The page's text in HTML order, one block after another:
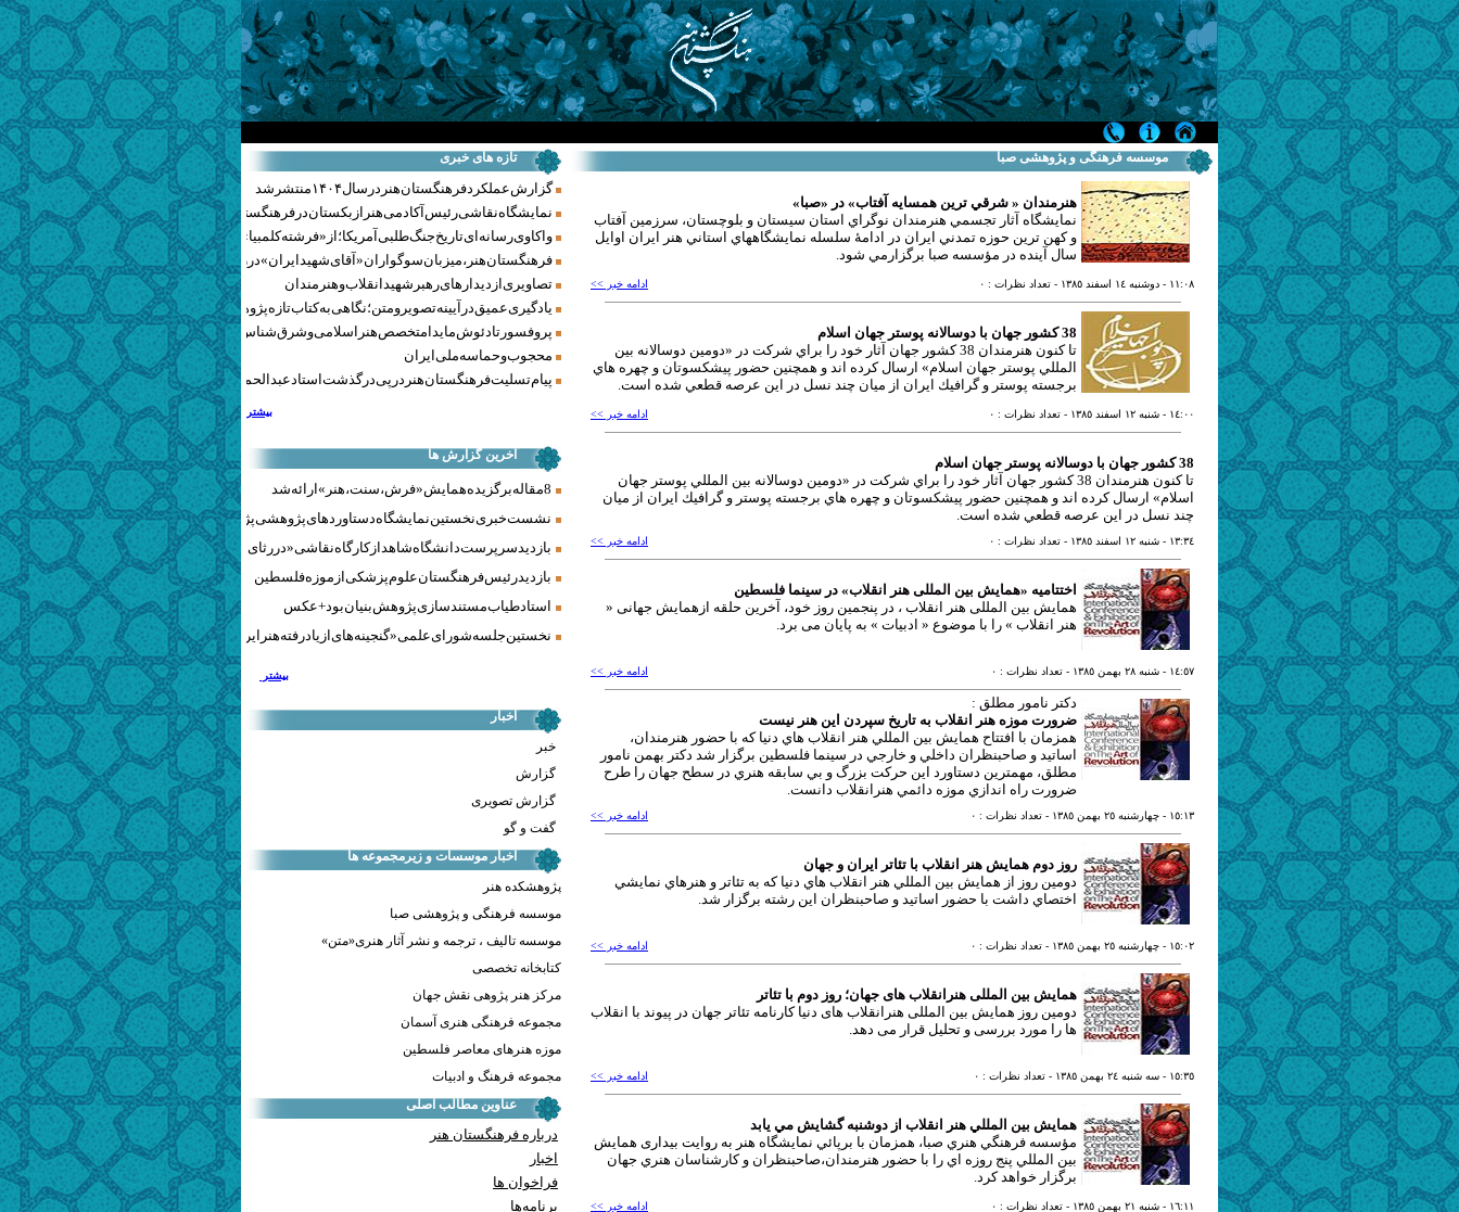
تازه های خبری
گزارش عملکرد فرهنگستان هنر در سال ۱۴۰۴ منتشر شد
نمایشگاه نقاشی رئیس آکادمی هنر ازبکستان در فرهنگستان هنر
واکاوی رسانه‌ای تاریخ جنگ‌طلبی آمریکا؛ از «فرشته کلمبیا» تا پنتاگونیسم هالیوود
فرهنگستان هنر، میزبان سوگواران «آقای شهید ایران» در روزهای وداع شد+ گزارش تصویری
تصاویری از دیدارهای رهبر شهید انقلاب و هنرمندان
یادگیری عمیق در آیینه تصویر و متن؛ نگاهی به کتاب تازه پژوهشکده هنر
پروفسور تادئوش مایدا متخصص هنر اسلامی و شرق‌شناس لهستانی درگذشت
محجوب و حماسه ملی ایران
پیام تسلیت فرهنگستان هنر در پی درگذشت استاد عبدالحمید نقره‌کار
بیشتر
آخرین گزارش ها
8 مقاله برگزیده همایش «فرش، سنت، هنر» ارائه شد
نشست خبری نخستین نمایشگاه دستاوردهای پژوهشی پژوهشگاه‌های هنری
بازدید سرپرست دانشگاه شاهد از کارگاه نقاشی «در رثای سیمرغ تجلی»
بازدید رئیس فرهنگستان علوم پزشکی از موزه فلسطین
استاد طیاب مستندسازی پژوهش‌بنیان بود + عکس
نخستین جلسه شورای علمی «گنجینه‌های ازیادرفته هنر ایران» برگزار شد
بیشتر
اخبار
خبر
گزارش
گزارش تصویری
گفت و گو
اخبار موسسات و زیرمجموعه ها
پژوهشکده هنر
موسسه فرهنگی و پژوهشی صبا
موسسه تالیف ، ترجمه و نشر آثار هنری«متن»
کتابخانه تخصصی
مرکز هنر پژوهی نقش جهان
مجموعه فرهنگی هنری آسمان
موزه هنرهای معاصر فلسطین
مجموعه فرهنگ و ادبیات
عناوین مطالب اصلی
درباره فرهنگستان هنر
اخبار
فراخوان ها
برنامه‌ها
موسسه فرهنگی و پژوهشی صبا
هنرمندان « شرقي ترين همسايه آفتاب» در «صبا»
نمايشگاه آثار تجسمي هنرمندان نوگراي استان سيستان و بلوچستان، سرزمين آفتاب
و كهن ترين حوزه تمدني ايران در ادامۀ سلسله نمايشگاههاي استاني هنر ايران اوايل
سال آينده در مؤسسه صبا برگزارمي شود.
١١:٠٨ - دوشنبه ١٤ اسفند ١٣٨٥ - تعداد نظرات : ٠ ادامه خبر >>
38 كشور جهان با دوسالانه پوستر جهان اسلام
تا كنون هنرمندان 38 كشور جهان آثار خود را براي شركت در «دومين دوسالانه بين
المللي پوستر جهان اسلام» ارسال كرده اند و همچنين حضور پيشكسوتان و چهره هاي
برجسته پوستر و گرافيك ايران از میان چند نسل در اين عرصه قطعي شده است.
١٤:٠٠ - شنبه ١٢ اسفند ١٣٨٥ - تعداد نظرات : ٠ ادامه خبر >>
38 كشور جهان با دوسالانه پوستر جهان اسلام
تا كنون هنرمندان 38 كشور جهان آثار خود را براي شركت در «دومين دوسالانه بين المللي پوستر جهان
اسلام» ارسال كرده اند و همچنين حضور پيشكسوتان و چهره هاي برجسته پوستر و گرافيك ايران از میان
چند نسل در اين عرصه قطعي شده است.
١٣:٣٤ - شنبه ١٢ اسفند ١٣٨٥ - تعداد نظرات : ٠ ادامه خبر >>
اختتامیه «همایش بین المللی هنر انقلاب» در سینما فلسطین
همایش بین المللی هنر انقلاب ، در پنجمین روز خود، آخرین حلقه ازهمایش جهانی «
هنر انقلاب » را با موضوع « ادبیات » به پایان می برد.
١٤:٥٧ - شنبه ٢٨ بهمن ١٣٨٥ - تعداد نظرات : ٠ ادامه خبر >>
دكتر نامور مطلق :
ضرورت موزه هنر انقلاب به تاريخ سپردن اين هنر نيست
همزمان با افتتاح همايش بين المللي هنر انقلاب هاي دنيا كه با حضور هنرمندان،
اساتيد و صاحبنظران داخلي و خارجي در سينما فلسطين برگزار شد دكتر بهمن نامور
مطلق، مهمترين دستاورد اين حركت بزرگ و بي سابقه هنري در سطح جهان را طرح
ضرورت راه اندازي موزه دائمي هنرانقلاب دانست.
١٥:١٣ - چهارشنبه ٢٥ بهمن ١٣٨٥ - تعداد نظرات : ٠ ادامه خبر >>
روز دوم همایش هنر انقلاب با تئاتر ایران و جهان
دومين روز از همايش بين المللي هنر انقلاب هاي دنيا كه به تئاتر و هنرهاي نمايشي
اختصاي داشت با حضور اساتيد و صاحبنظران اين رشته برگزار شد.
١٥:٠٢ - چهارشنبه ٢٥ بهمن ١٣٨٥ - تعداد نظرات : ٠ ادامه خبر >>
همایش بین المللی هنرانقلاب های جهان؛ روز دوم با تئاتر
دومین روز همایش بین المللی هنرانقلاب های دنیا کارنامه تئاتر جهان در پیوند با انقلاب
ها را مورد بررسی و تحلیل قرار می دهد.
١٥:٣٥ - سه شنبه ٢٤ بهمن ١٣٨٥ - تعداد نظرات : ٠ ادامه خبر >>
همايش بين المللي هنر انقلاب از دوشنبه گشايش مي يابد
مؤسسه فرهنگي هنري صبا، همزمان با برپائي نمايشگاه هنر به روایت بیداری همايش
بين المللي پنج روزه اي را با حضور هنرمندان،صاحبنظران و كارشناسان هنري جهان
برگزار خواهد كرد.
١٦:١١ - شنبه ٢١ بهمن ١٣٨٥ - تعداد نظرات : ٠ ادامه خبر >>